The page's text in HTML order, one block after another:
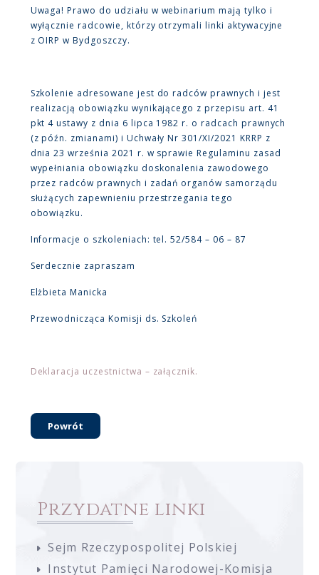
Uwaga! Prawo do udziału w webinarium mają tylko i
wyłącznie radcowie, którzy otrzymali linki aktywacyjne
z OIRP w Bydgoszczy.
Szkolenie adresowane jest do radców prawnych i jest
realizacją obowiązku wynikającego z przepisu art. 41
pkt 4 ustawy z dnia 6 lipca 1982 r. o radcach prawnych
(z późn. zmianami) i Uchwały Nr 301/XI/2021 KRRP z
dnia 23 września 2021 r. w sprawie Regulaminu zasad
wypełniania obowiązku doskonalenia zawodowego
przez radców prawnych i zadań organów samorządu
służących zapewnieniu przestrzegania tego
obowiązku.
Informacje o szkoleniach: tel. 52/584 – 06 – 87
Serdecznie zapraszam
Elżbieta Manicka
Przewodnicząca Komisji ds. Szkoleń
Deklaracja uczestnictwa – załącznik.
Powrót
Przydatne linki
Sejm Rzeczypospolitej Polskiej
Instytut Pamięci Narodowej-Komisja